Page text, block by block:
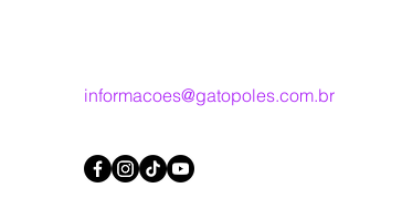
informacoes@gatopoles.com.br